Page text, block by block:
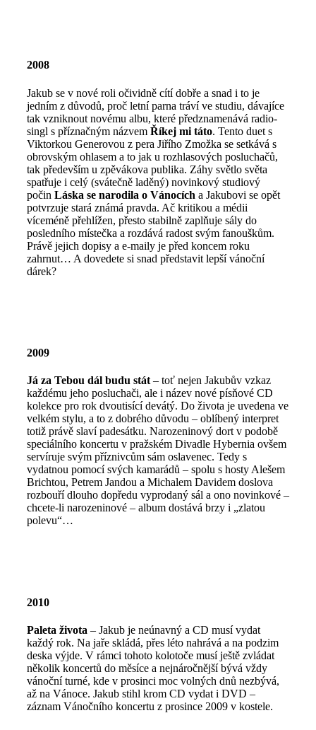
2008
Jakub se v nové roli očividně cítí dobře a snad i to je
jedním z důvodů, proč letní parna tráví ve studiu, dávajíce
tak vzniknout novému albu, které předznamenává radio-
singl s příznačným názvem Říkej mi táto. Tento duet s
Viktorkou Generovou z pera Jiřího Zmožka se setkává s
obrovským ohlasem a to jak u rozhlasových posluchačů,
tak především u zpěvákova publika. Záhy světlo světa
spatřuje i celý (svátečně laděný) novinkový studiový
počin Láska se narodila o Vánocích a Jakubovi se opět
potvrzuje stará známá pravda. Ač kritikou a médii
víceméně přehlížen, přesto stabilně zaplňuje sály do
posledního místečka a rozdává radost svým fanouškům.
Právě jejich dopisy a e-maily je před koncem roku
zahrnut… A dovedete si snad představit lepší vánoční
dárek?
2009
Já za Tebou dál budu stát – toť nejen Jakubův vzkaz
každému jeho posluchači, ale i název nové písňové CD
kolekce pro rok dvoutisící devátý. Do života je uvedena ve
velkém stylu, a to z dobrého důvodu – oblíbený interpret
totiž právě slaví padesátku. Narozeninový dort v podobě
speciálního koncertu v pražském Divadle Hybernia ovšem
servíruje svým příznivcům sám oslavenec. Tedy s
vydatnou pomocí svých kamarádů – spolu s hosty Alešem
Brichtou, Petrem Jandou a Michalem Davidem doslova
rozbouří dlouho dopředu vyprodaný sál a ono novinkové –
chcete-li narozeninové – album dostává brzy i „zlatou
polevu“…
2010
Paleta života – Jakub je neúnavný a CD musí vydat
každý rok. Na jaře skládá, přes léto nahrává a na podzim
deska výjde. V rámci tohoto kolotoče musí ještě zvládat
několik koncertů do měsíce a nejnáročnější bývá vždy
vánoční turné, kde v prosinci moc volných dnů nezbývá,
až na Vánoce. Jakub stihl krom CD vydat i DVD –
záznam Vánočního koncertu z prosince 2009 v kostele.